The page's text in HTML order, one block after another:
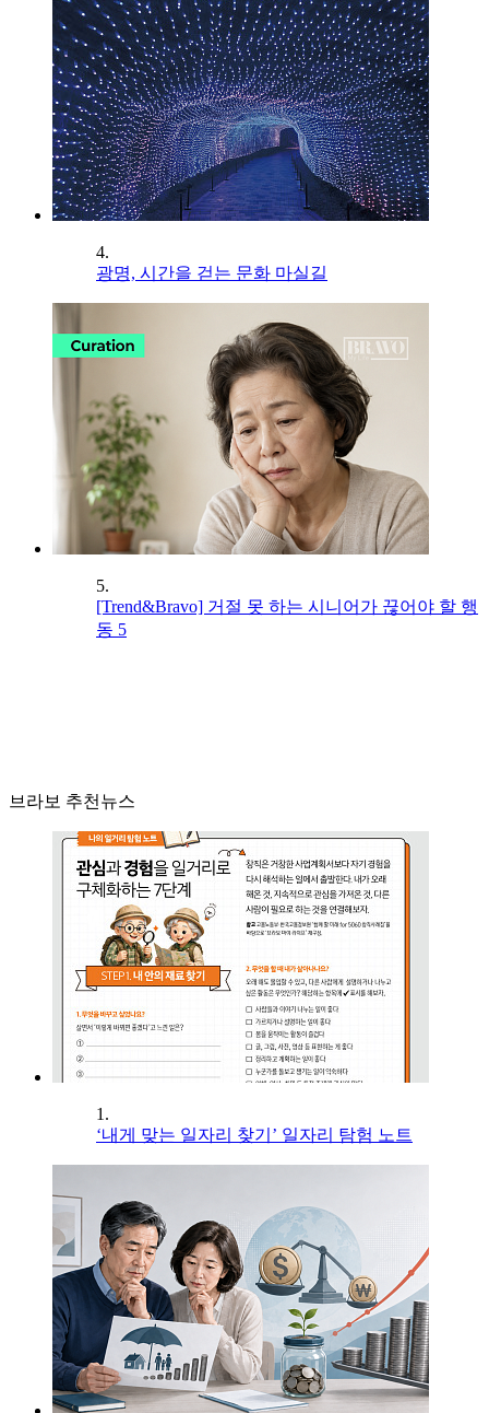
4.
광명, 시간을 걷는 문화 마실길
5.
[Trend&Bravo] 거절 못 하는 시니어가 끊어야 할 행
동 5
브라보 추천뉴스
1.
‘내게 맞는 일자리 찾기’ 일자리 탐험 노트